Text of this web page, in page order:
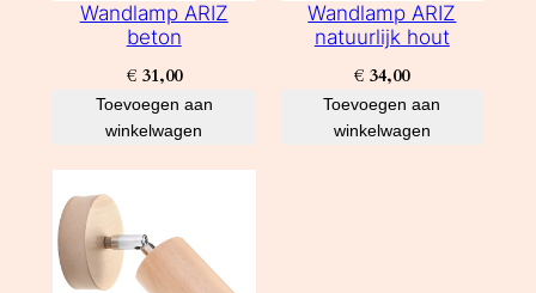
Wandlamp ARIZ
beton
€ 31,00
Toevoegen aan
winkelwagen
Wandlamp ARIZ
natuurlijk hout
€ 34,00
Toevoegen aan
winkelwagen